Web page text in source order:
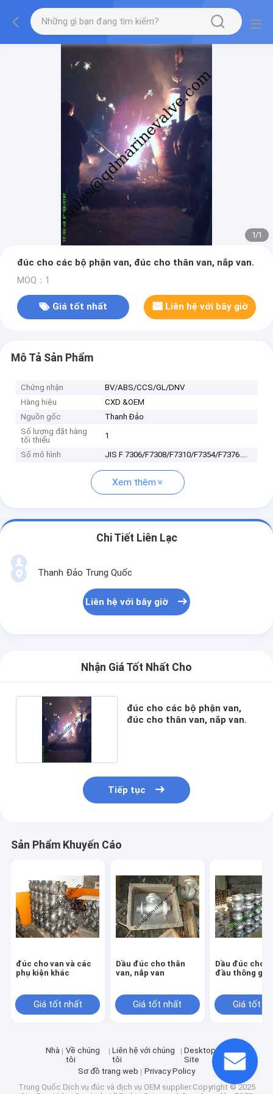
1/1
đúc cho các bộ phận van, đúc cho thân van, nắp van.
MOQ：1
Giá tốt nhất Liên hệ với bây giờ
Mô Tả Sản Phẩm
Chứng nhận
BV/ABS/CCS/GL/DNV
Hàng hiệu
CXD &OEM
Nguồn gốc
Thanh Đảo
Số lượng đặt hàng
tối thiểu
1
Số mô hình JIS F 7306/F7308/F7310/F7354/F7376....
Xem thêm
Chi Tiết Liên Lạc
Thanh Đảo Trung Quốc
Liên hệ với bây giờ
Nhận Giá Tốt Nhất Cho
đúc cho các bộ phận van,
đúc cho thân van, nắp van.
Tiếp tục
Sản Phẩm Khuyến Cáo
đúc cho van và các
phụ kiện khác
Giá tốt nhất
Dầu đúc cho thân
van, nắp van
Giá tốt nhất
Dầu đúc cho
đầu thông gió
Giá tốt
Nhà
Về chúng
tôi
Liên hệ với chúng
tôi
Desktop
Site
Sơ đồ trang web
Privacy Policy
Trung Quốc Dịch vụ đúc và dịch vụ OEM supplier.Copyright © 2025